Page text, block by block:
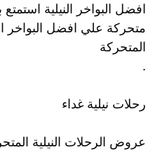
افضل البواخر النيلية
متحركة علي افضل البواخر
المتحركة
.
رحلات نيلية غداء
عروض الرحلات النيلية